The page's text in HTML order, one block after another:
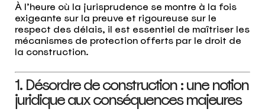
À l’heure où la jurisprudence se montre à la fois
exigeante sur la preuve et rigoureuse sur le
respect des délais, il est essentiel de maîtriser les
mécanismes de protection offerts par le droit de
la construction.
1. Désordre de construction : une notion
juridique aux conséquences majeures